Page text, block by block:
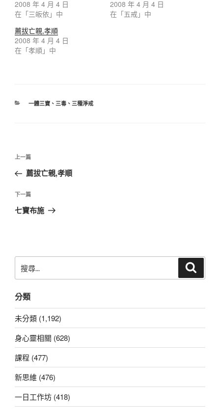
2008 年 4 月 4 日
在「三皈依」中
2008 年 4 月 4 日
在「五戒」中
薦拔亡親,孝順
2008 年 4 月 4 日
在「孝順」中
分
一體三寶、 三毒、 三種淨戒
文
導
覽
上
一
文
章
上一篇
薦拔亡親,孝順
下
一
下一篇
七寶布施
尋
鍵
字:
分類
未分類 (1,192)
身心靈相關 (628)
課程 (477)
新思維 (476)
一日工作坊 (418)